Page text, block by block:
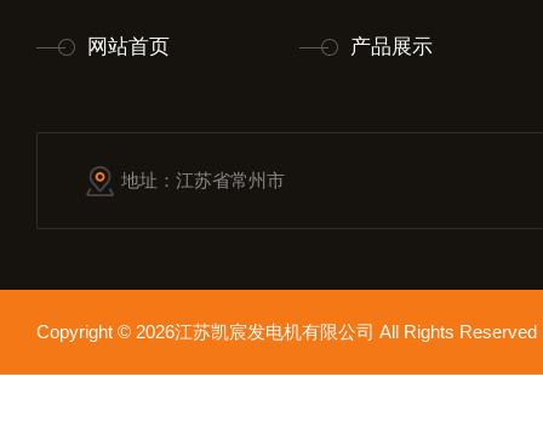
网站首页 产品展示
地址：江苏省常州市
Copyright © 2026江苏凯宸发电机有限公司 All Rights